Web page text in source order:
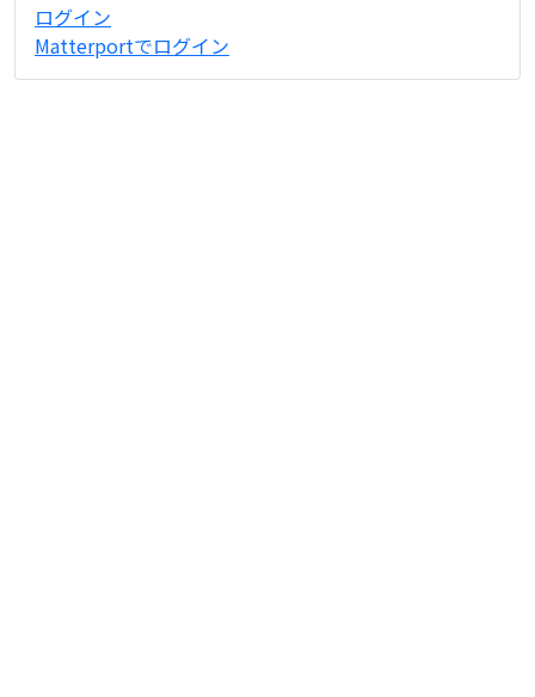
ログイン
Matterportでログイン